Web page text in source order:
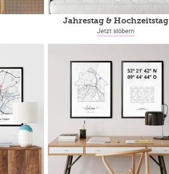
Jahrestag& Hochzeitstag
Jetzt stöbern